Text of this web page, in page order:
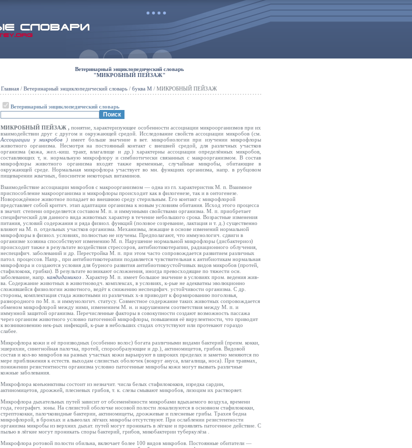
Ветеринарный энциклопедический словарь
"МИКРОБНЫЙ ПЕЙЗАЖ"
Главная / Ветеринарный энциклопедический словарь / буква М / МИКРОБНЫЙ ПЕЙЗАЖ
Ветеринарный энциклопедический словарь
МИКРОБНЫЙ ПЕЙЗАЖ ,понятие, характеризующее особенности ассоциации микроорганизмов при их
взаимодействии друг с другом и окружающей средой. Исследование свойств ассоциации микробов (см.
Ассоциации у микробов
) имеет больше значение в вет. микробиологии при изучении микрофлоры
животного организма. Несмотря на постоянный контакт с внешней средой, для различных участков
организма (кожа, жел.-киш. тракт, влагалище и др.) характерны ассоциации определённых микробов,
составляющих т, н. нормальную микрофлору и симбиотически связанных с макроорганизмом. В состав
микрофлоры животного организма входят также временные, случайные микробы, обитающие в
окружающей среде. Нормальная микрофлора участвует во мн. функциях организма, напр. в рубцовом
пищеварении жвачных, биосинтезе некоторых витаминов.
Взаимодействие ассоциации микробов с макроорганизмом — одна из гл. характеристик М. п. Взаимное
приспособление макроорганизма и микрофлоры происходит как в филогенезе, так и в онтогенезе.
Новорождённое животное попадает во внешнюю среду стерильным. Его контакт с микрофлорой
представляет собой критич. этап адаптации организма к новым условиям обитания. Исход этого процесса
в значит. степени определяется составом М. п. и иммунными свойствами организма. М. п. приобретает
специфический для данного вида животных характер в течение небольшого срока. Возрастные изменения
питания, условий содержания и ряда физиол. функций (половое созревание, лактация и т. д.) существенно
влияют на М. п. отдельных участков организма. Механизмы, лежащие в основе изменений нормальной
микрофлоры в физиол. условиях, полностью не изучены. Предполагают, что иммунологич. сдвиги в
организме хозяина способствуют изменению М. п. Нарушение нормальной микрофлоры (дисбактериоз)
происходит также в результате воздействия стрессоров, антибиотикотерапии, радиационного облучения,
неспецифич. заболеваний и др. Перестройка М. п. при этом часто сопровождается развитием различных
патол. процессов. Напр., при антибиотикотерапии подавляется чувствительная к антибиотикам нормальная
микрофлора и создаются условия для бурного развития антибиотикоустойчивых видов микробов (протей,
стафилококк, грибки). В результате возникают осложнения, иногда превосходящие по тяжести осн.
заболевание, напр. кандидамикоз
Характер М. п. имеет большое значение в условиях пром. ведения жив-
ва. Содержание животных в животноводч. комплексах, в условиях, к-рые не адекватны эволюционно
сложившейся физиологии животного, ведёт к снижению неспецифич. устойчивости организма. С др.
стороны, комплектация стада животными из различных х-в приводит к формированию поголовья,
разнородного по М. п. и иммунологич. статусу. Совместное содержание таких животных сопровождается
обменом микрофлорой между ними, изменением М. н. и нарушением соответствия между М. п. и
иммунной защитой организма. Перечисленные факторы в совокупности создают возможность пассажа
через организм животного условно патогенной микрофлоры, повышения её вирулентности, что приводит
к возникновению нек-рых инфекций, к-рые в небольших стадах отсутствуют или протекают гораздо
слабее.
Микрофлора кожи и её производных (особенно волос) богата различными видами бактерий (преим. кокки,
эшерихии, синегнойная палочка, протей, спорообразующие и др.), актиномицетов, грибов. Видовой
состав и кол-во микробов на разных участках кожи варьируют в широких пределах и заметно меняются по
мере приближения к естеств. выходам слизистых оболочек (вокруг ануса, влагалища, носа). При травмах,
понижении резистентности организма условно патогенные микробы кожи могут вызвать различные
кожные заболевания.
Микрофлора конъюнктивы состоит из незначит. числа белых стафилококков, изредка сардин,
актиномицетов, дрожжей, плесневых грибов, т. к. слезы смывают микробов, лизоцим их растворяет.
Микрофлора дыхательных путей зависит от обсеменённости микробами вдыхаемого воздуха, времени
года, географич. зоны. На слизистой оболочке носовой полости локализуются в основном стафилококки,
стрептококки, палочковидные бактерии, актиномицеты, дрожжевые и плесневые грибы. Трахея бедна
микрофлорой, в бронхах и альвеолах лёгких микробы отсутствуют. При ослаблении резистентности
организма микробы из верхних дыхат. путей могут проникать в лёгкие и проявлять патогенное действие. С
пылью в лёгкие могут проникать споры бактерий, грибов, микобактерии туберкулёза
Микрофлора ротовой полости обильна, включает более 100 видов микробов. Постоянные обитатели —